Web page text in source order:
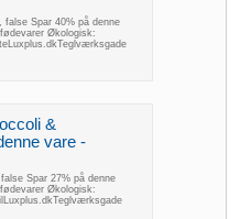
Spar 40% på denne
Økologisk:
&
vare -
Spar 27% på denne
Økologisk: